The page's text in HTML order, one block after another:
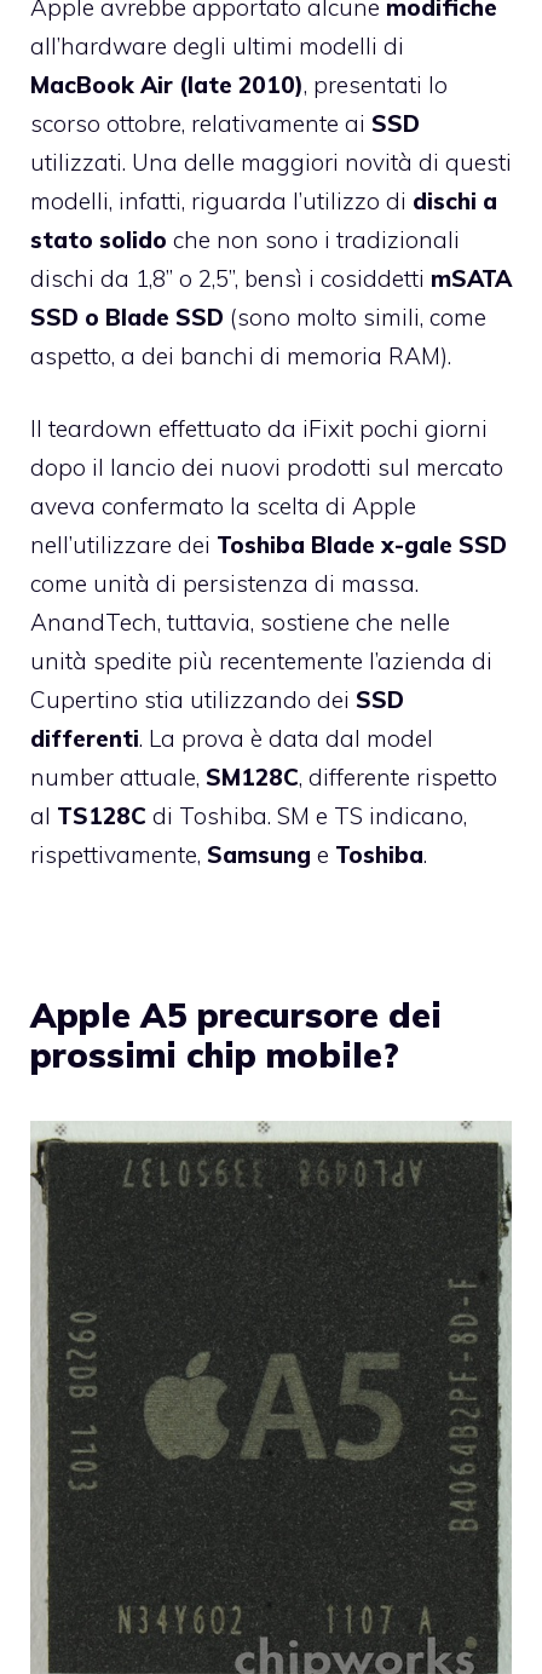
Apple avrebbe apportato alcune modifiche
all’hardware degli ultimi modelli di
MacBook Air (late 2010), presentati lo
scorso ottobre, relativamente ai SSD
utilizzati. Una delle maggiori novità di questi
modelli, infatti, riguarda l’utilizzo di dischi a
stato solido che non sono i tradizionali
dischi da 1,8” o 2,5”, bensì i cosiddetti mSATA
SSD o Blade SSD (sono molto simili, come
aspetto, a dei banchi di memoria RAM).
Il teardown effettuato da iFixit pochi giorni
dopo il lancio dei nuovi prodotti sul mercato
aveva confermato la scelta di Apple
nell’utilizzare dei Toshiba Blade x-gale SSD
come unità di persistenza di massa.
AnandTech, tuttavia, sostiene che nelle
unità spedite più recentemente l’azienda di
Cupertino stia utilizzando dei SSD
differenti. La prova è data dal model
number attuale, SM128C, differente rispetto
al TS128C di Toshiba. SM e TS indicano,
rispettivamente, Samsung e Toshiba.
Apple A5 precursore dei
prossimi chip mobile?